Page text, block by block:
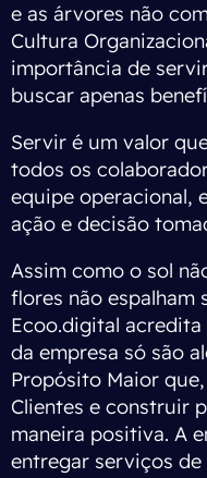
e as árvores não
Cultura
importância de
buscar apenas
Servir é um valor
todos os
equipe operacional,
ação e decisão
Assim como o sol
flores não espalham
Ecoo.digital
da empresa só são
Propósito Maior
Clientes e construir
maneira positiva. A
entregar serviços